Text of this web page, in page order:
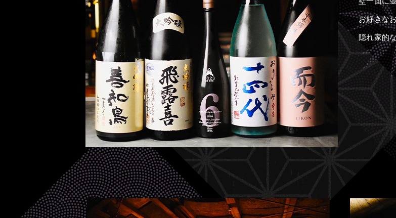
お好きな
隠れ家的